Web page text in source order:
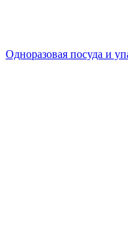
Одноразовая посуда и